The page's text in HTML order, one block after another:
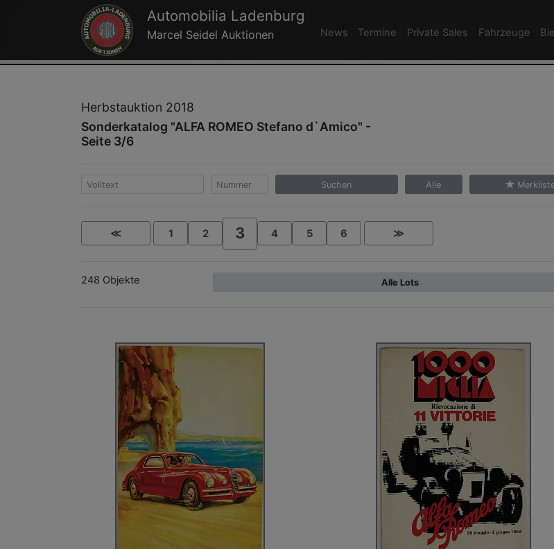
Automobilia Ladenburg
Marcel Seidel Auktionen News Termine Private Sales Fahrzeuge
Herbstauktion 2018
Sonderkatalog "ALFA ROMEO Stefano d`Amico" -
Seite 3/6
Suchen Alle
≪ 1 2 3 4 5 6 ≫
248 Objekte Alle Lots